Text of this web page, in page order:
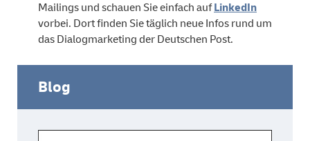
Mailings und schauen Sie einfach aufLinkedIn
vorbei. Dort finden Sie täglich neue Infos rund um
das Dialogmarketing der Deutschen Post.
Blog